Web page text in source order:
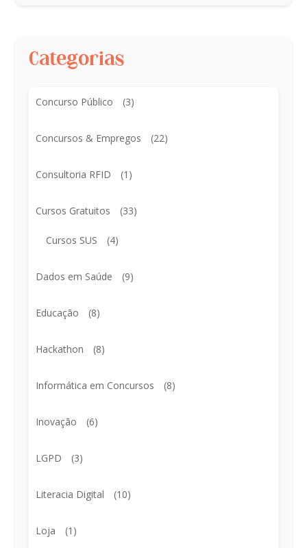
Categorias
Concurso Público (3)
Concursos & Empregos (22)
Consultoria RFID (1)
Cursos Gratuitos (33)
Cursos SUS (4)
Dados em Saúde (9)
Educação (8)
Hackathon (8)
Informática em Concursos (8)
Inovação (6)
LGPD (3)
Literacia Digital (10)
Loja (1)